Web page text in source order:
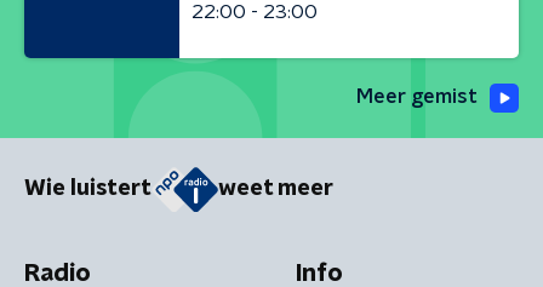
22:00 - 23:00
Meer gemist
Wie luistert weet meer
Radio Info